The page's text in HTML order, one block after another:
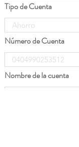
Tipo de Cuenta
Número de Cuenta
Nombre de la cuenta